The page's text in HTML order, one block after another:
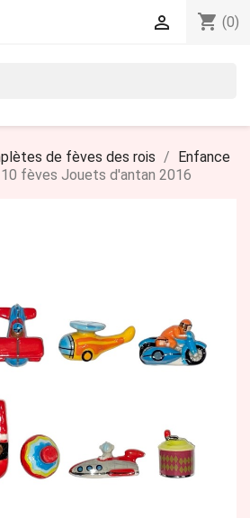
shopping_cart (0)

de fèves des rois
Enfance
fèves Jouets d'antan 2016